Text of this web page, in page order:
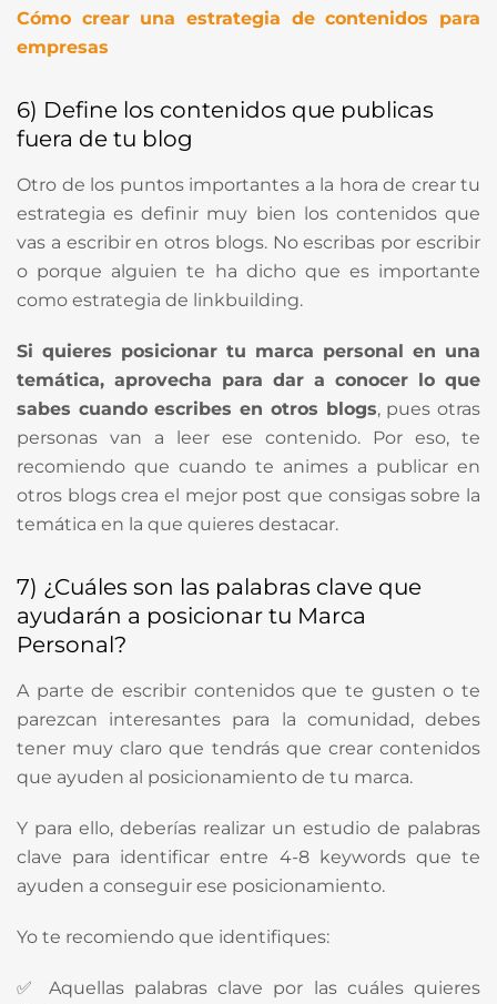
Cómo crear una estrategia de contenidos para
empresas
6) Define los contenidos que publicas
fuera de tu blog
Otro de los puntos importantes a la hora de crear tu
estrategia es definir muy bien los contenidos que
vas a escribir en otros blogs. No escribas por escribir
o porque alguien te ha dicho que es importante
como estrategia de linkbuilding.
Si quieres posicionar tu marca personal en una
temática, aprovecha para dar a conocer lo que
sabes cuando escribes en otros blogs, pues otras
personas van a leer ese contenido. Por eso, te
recomiendo que cuando te animes a publicar en
otros blogs crea el mejor post que consigas sobre la
temática en la que quieres destacar.
7) ¿Cuáles son las palabras clave que
ayudarán a posicionar tu Marca
Personal?
A parte de escribir contenidos que te gusten o te
parezcan interesantes para la comunidad, debes
tener muy claro que tendrás que crear contenidos
que ayuden al posicionamiento de tu marca.
Y para ello, deberías realizar un estudio de palabras
clave para identificar entre 4-8 keywords que te
ayuden a conseguir ese posicionamiento.
Yo te recomiendo que identifiques:
✅ Aquellas palabras clave por las cuáles quieres